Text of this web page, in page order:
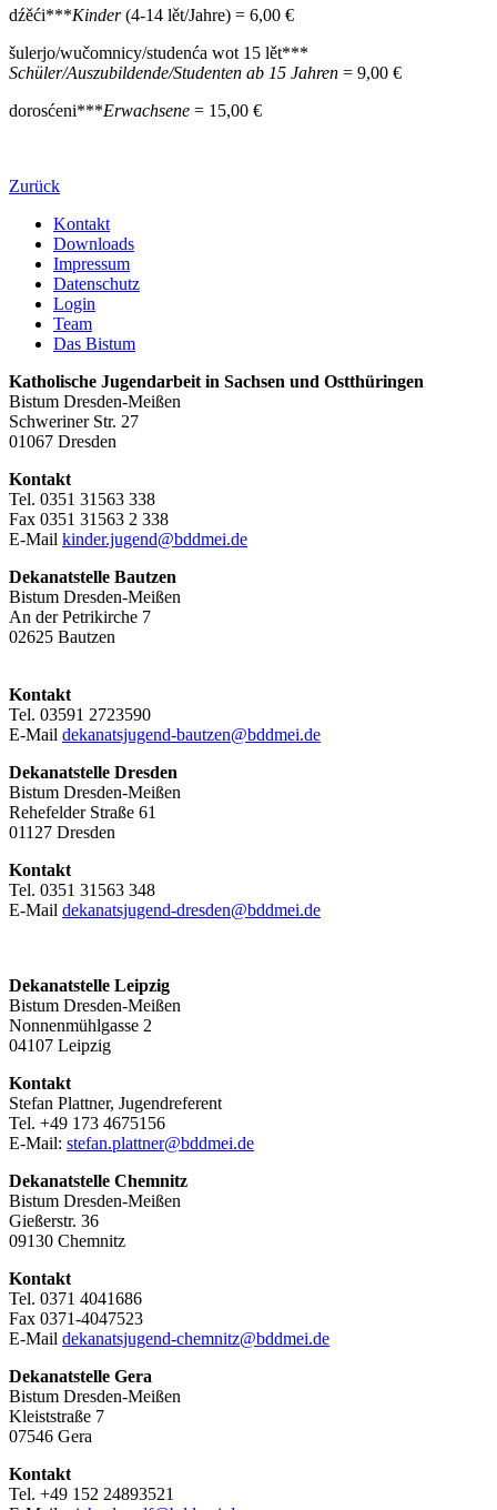
dźěći***Kinder(4-14 lět/Jahre) = 6,00 €
šulerjo/wučomnicy/studenća wot 15 lět***
Schüler/Auszubildende/Studenten ab 15 Jahren = 9,00 €
dorosćeni***Erwachsene = 15,00 €
Zurück
Kontakt
Downloads
Impressum
Datenschutz
Login
Team
Das Bistum
Katholische Jugendarbeit in Sachsen und Ostthüringen
Bistum Dresden-Meißen
Schweriner Str. 27
01067 Dresden
Kontakt
Tel. 0351 31563 338
Fax 0351 31563 2 338
E-Mail kinder.jugend@bddmei.de
Dekanatstelle Bautzen
Bistum Dresden-Meißen
An der Petrikirche 7
02625 Bautzen
Kontakt
Tel. 03591 2723590
E-Mail dekanatsjugend-bautzen@bddmei.de
Dekanatstelle Dresden
Bistum Dresden-Meißen
Rehefelder Straße 61
01127 Dresden
Kontakt
Tel. 0351 31563 348
E-Mail dekanatsjugend-dresden@bddmei.de
Dekanatstelle Leipzig
Bistum Dresden-Meißen
Nonnenmühlgasse 2
04107 Leipzig
Kontakt
Stefan Plattner, Jugendreferent
Tel. +49 173 4675156
E-Mail: stefan.plattner@bddmei.de
Dekanatstelle Chemnitz
Bistum Dresden-Meißen
Gießerstr. 36
09130 Chemnitz
Kontakt
Tel. 0371 4041686
Fax 0371-4047523
E-Mail dekanatsjugend-chemnitz@bddmei.de
Dekanatstelle Gera
Bistum Dresden-Meißen
Kleiststraße 7
07546 Gera
Kontakt
Tel. +49 152 24893521